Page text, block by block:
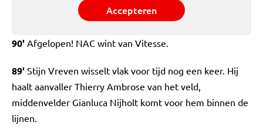
Accepteren
90' Afgelopen! NAC wint van Vitesse.
89' Stijn Vreven wisselt vlak voor tijd nog een keer. Hij
haalt aanvaller Thierry Ambrose van het veld,
middenvelder Gianluca Nijholt komt voor hem binnen de
lijnen.